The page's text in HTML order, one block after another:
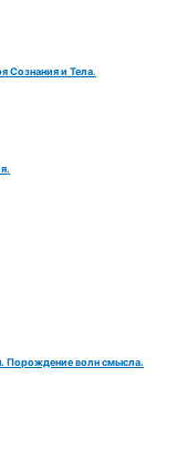
Сознания и Тела.
Порождение волн смысла.